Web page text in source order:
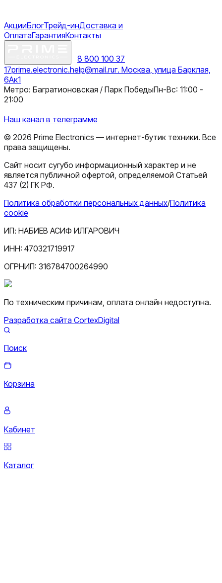
АкцииБлогТрейд-инДоставка и
ОплатаГарантияКонтакты
8 800 100 37
17prime.electronic.help@mail.ruг. Москва, улица Барклая,
6Ак1
Метро: Багратионовская / Парк ПобедыПн-Вс: 11:00 -
21:00
Наш канал в телеграмме
© 2026 Prime Electronics — интернет-бутик техники. Все
права защищены.
Сайт носит сугубо информационный характер и не
является публичной офертой, определяемой Статьей
437 (2) ГК РФ.
Политика обработки персональных данных/Политика
cookie
ИП: НАБИЕВ АСИФ ИЛГАРОВИЧ
ИНН: 470321719917
ОГРНИП: 316784700264990
По техническим причинам, оплата онлайн недоступна.
Разработка сайта CortexDigital
Поиск
Корзина
Кабинет
Каталог